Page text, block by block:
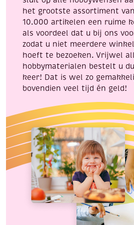
het grootste assortiment
10.000 artikelen een ruime
als voordeel dat u bij ons
zodat u niet meerdere
hoeft te bezoeken. Vrijwel
hobbymaterialen bestelt u
keer! Dat is wel zo
bovendien veel tijd én geld!